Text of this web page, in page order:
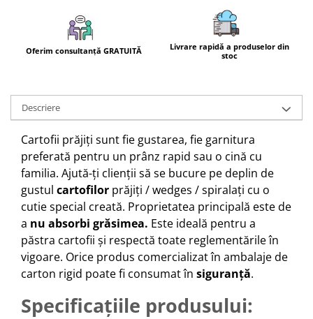
Oferim consultanță GRATUITĂ
Livrare rapidă a produselor din
stoc
Descriere
Cartofii prăjiți sunt fie gustarea, fie garnitura
preferată pentru un prânz rapid sau o cină cu
familia. Ajută-ți clienții să se bucure pe deplin de
gustul cartofilor prăjiți / wedges / spiralați cu o
cutie special creată. Proprietatea principală este de
a nu absorbi grăsimea. Este ideală pentru a
păstra cartofii și respectă toate reglementările în
vigoare. Orice produs comercializat în ambalaje de
carton rigid poate fi consumat în siguranță.
Specificațiile produsului: